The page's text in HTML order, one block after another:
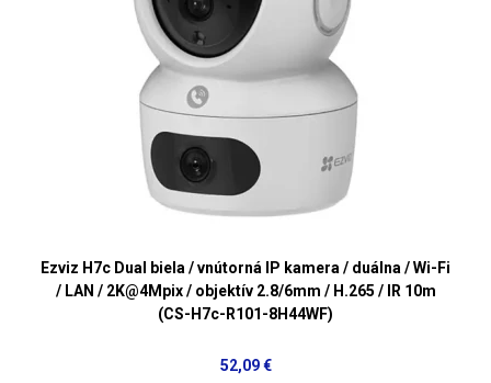
Ezviz H7c Dual biela / vnútorná IP kamera / duálna / Wi-Fi
/ LAN / 2K@4Mpix / objektív 2.8/6mm / H.265 / IR 10m
(CS-H7c-R101-8H44WF)
52,09 €